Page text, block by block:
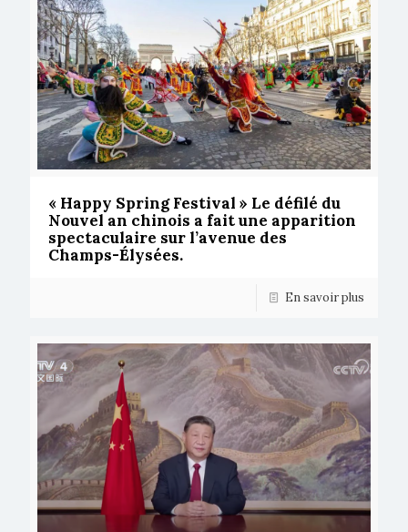
« Happy Spring Festival » Le défilé du
Nouvel an chinois a fait une apparition
spectaculaire sur l’avenue des
Champs-Élysées.
En savoir plus